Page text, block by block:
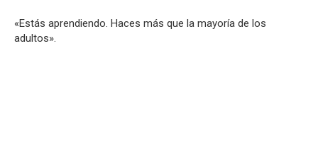
«Estás aprendiendo. Haces más que la mayoría de los
adultos».